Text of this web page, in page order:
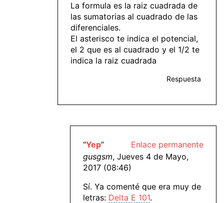
La formula es la raiz cuadrada de
las sumatorias al cuadrado de las
diferenciales.
El asterisco te indica el potencial,
el 2 que es al cuadrado y el 1/2 te
indica la raiz cuadrada
Respuesta
Enlace permanente
“Yep”
gusgsm, Jueves 4 de Mayo,
2017 (08:46)
Sí. Ya comenté que era muy de
letras: Delta E 101.